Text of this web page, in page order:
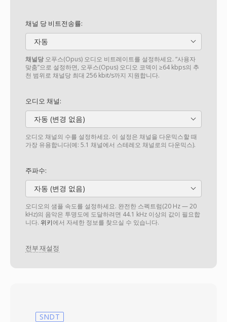
채널 당 비트전송률:
자동
채널당 오푸스(Opus) 오디오 비트레이트를 설정하세요. “사용자
맞춤”으로 설정하면, 오푸스(Opus) 오디오 코덱이 ≥64 kbps의 추
천 범위로 채널당 최대 256 kbit/s까지 지원합니다.
오디오 채널:
자동 (변경 없음)
오디오 채널의 수를 설정하세요. 이 설정은 채널을 다운믹스할 때
가장 유용합니다(예: 5.1 채널에서 스테레오 채널로의 다운믹스).
주파수:
자동 (변경 없음)
오디오의 샘플 속도를 설정하세요. 완전한 스펙트럼(20 Hz — 20
kHz)의 음악은 투명도에 도달하려면 44.1 kHz 이상의 값이 필요합
니다. 위키에서 자세한 정보를 찾으실 수 있습니다.
전부 재설정
SNDT